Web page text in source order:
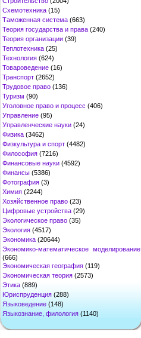
Схемотехника (15)
Таможенная система (663)
Теория государства и права (240)
Теория организации (39)
Теплотехника (25)
Технология (624)
Товароведение (16)
Транспорт (2652)
Трудовое право (136)
Туризм (90)
Уголовное право и процесс (406)
Управление (95)
Управленческие науки (24)
Физика (3462)
Физкультура и спорт (4482)
Философия (7216)
Финансовые науки (4592)
Финансы (5386)
Фотография (3)
Химия (2244)
Хозяйственное право (23)
Цифровые устройства (29)
Экологическое право (35)
Экология (4517)
Экономика (20644)
Экономико-математическое моделирование
(666)
Экономическая география (119)
Экономическая теория (2573)
Этика (889)
Юриспруденция (288)
Языковедение (148)
Языкознание, филология (1140)